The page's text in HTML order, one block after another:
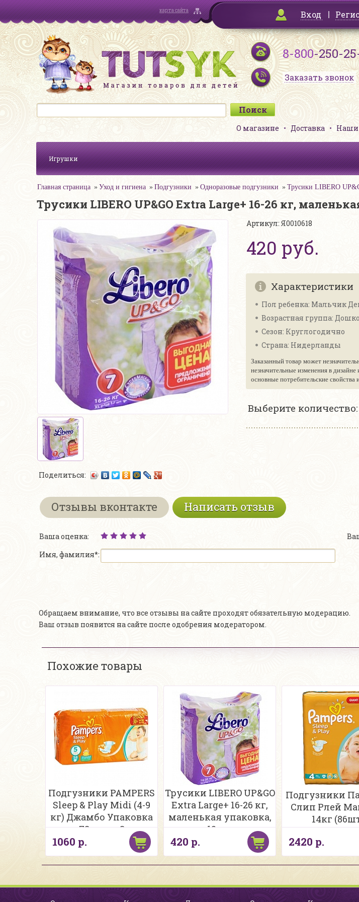
карта сайта Вход
8-800-250-
Заказать звонок
О магазине Доставка Наши
Игрушки
Главная страница Уход и гигиена Подгузники Одноразовые подгузники Трусики LIBERO
Трусики LIBERO UP&GO Extra Large+ 16-26 кг,
Поделиться:
Артикул: Я0010618
420 руб.
Характеристики
Пол ребенка: Мальчик
Возрастная группа:
Сезон: Круглогодично
Страна: Нидерланды
Заказанный товар может
незначительные изменения в
основные потребительские
Выберите количество:
Отзывы вконтакте Написать отзыв
Ваша оценка:
Имя, фамилия*:
Обращаем внимание, что все отзывы на сайте проходят обязательную модерацию.
Ваш отзыв появится на сайте после одобрения модератором.
Похожие товары
Подгузники PAMPERS
Sleep & Play Midi (4-9
кг) Джамбо Упаковка
78 шт., р.3
1060 р.
Трусики LIBERO UP&GO
Extra Large+ 16-26 кг,
маленькая упаковка,
12 шт
420 р.
Подгузники
Слип Рлей
14кг
2420 р.